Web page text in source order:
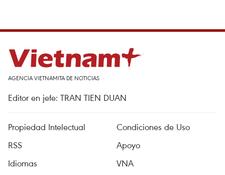
AGENCIA VIETNAMITA DE NOTICIAS
Editor en jefe: TRAN TIEN DUAN
Propiedad Intelectual
Condiciones de Uso
RSS
Apoyo
Idiomas
VNA